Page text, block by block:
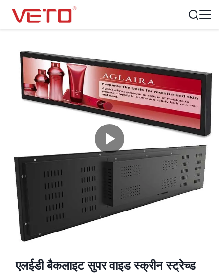
एलईडी बैकलाइट सुपर वाइड स्क्रीन स्ट्रेच्ड